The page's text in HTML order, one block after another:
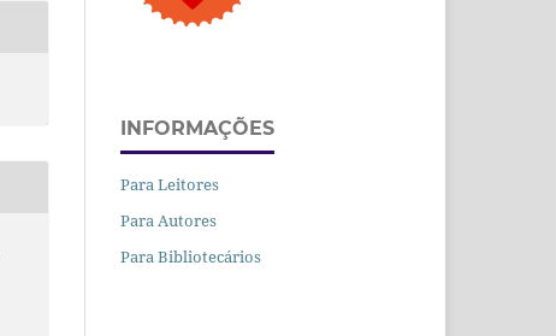
INFORMAÇÕES
Para Leitores
Para Autores
Para Bibliotecários